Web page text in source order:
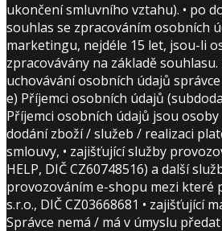
ukončení smluvního vztahu). • po
souhlas se zpracováním osobních
marketingu, nejdéle 15 let, jsou-li
zpracovávány na základě
uchovávání osobních údajů
e) Příjemci osobních údajů
Příjemci osobních údajů jsou osoby
dodání zboží / služeb / realizaci
smlouvy, • zajišťující služby
HELP, DIČ CZ60748516) a další
provozováním e-shopu mezi které
s.r.o., DIČ CZ03668681 • zajišťující
Správce nemá / má v úmyslu